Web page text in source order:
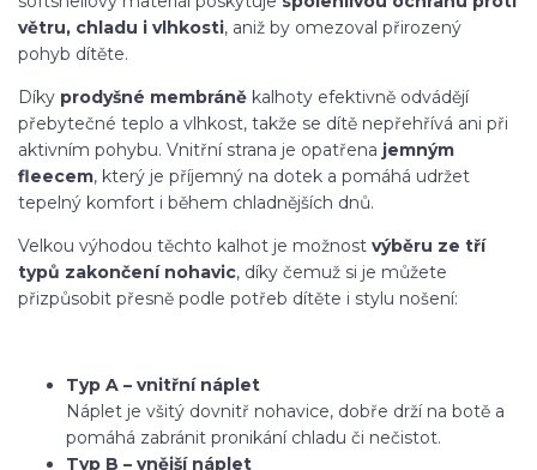
větru, chladu i vlhkosti, aniž by omezoval přirozený
pohyb dítěte.
Díky prodyšné membráně kalhoty efektivně odvádějí
přebytečné teplo a vlhkost, takže se dítě nepřehřívá ani při
aktivním pohybu. Vnitřní strana je opatřena jemným
fleecem, který je příjemný na dotek a pomáhá udržet
tepelný komfort i během chladnějších dnů.
Velkou výhodou těchto kalhot je možnost výběru ze tří
typů zakončení nohavic, díky čemuž si je můžete
přizpůsobit přesně podle potřeb dítěte i stylu nošení:
Typ A – vnitřní náplet
Náplet je všitý dovnitř nohavice, dobře drží na botě a
pomáhá zabránit pronikání chladu či nečistot.
Typ B – vnější náplet